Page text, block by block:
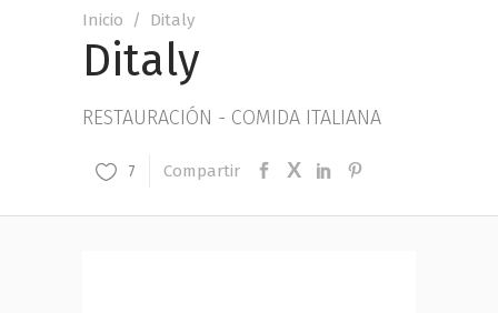
Inicio / Ditaly
Ditaly
RESTAURACIÓN - COMIDA ITALIANA
7 Compartir